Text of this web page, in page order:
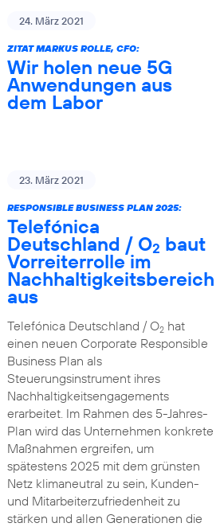
24. März 2021
ZITAT MARKUS ROLLE, CFO:
Wir holen neue 5G
Anwendungen aus
dem Labor
23. März 2021
RESPONSIBLE BUSINESS PLAN 2025:
Telefónica
Deutschland / O2 baut
Vorreiterrolle im
Nachhaltigkeitsbereich
aus
Telefónica Deutschland / O2hat
einen neuen Corporate Responsible
Business Plan als
Steuerungsinstrument ihres
Nachhaltigkeitsengagements
erarbeitet. Im Rahmen des 5-Jahres-
Plan wird das Unternehmen konkrete
Maßnahmen ergreifen, um
spätestens 2025 mit dem grünsten
Netz klimaneutral zu sein, Kunden-
und Mitarbeiterzufriedenheit zu
stärken und allen Generationen die